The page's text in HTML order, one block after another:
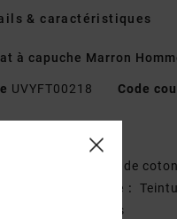
& caractéristiques
à capuche Marron
UVYFT00218 Code
molleton de
Teinture/ Délavage :
aux enzymes